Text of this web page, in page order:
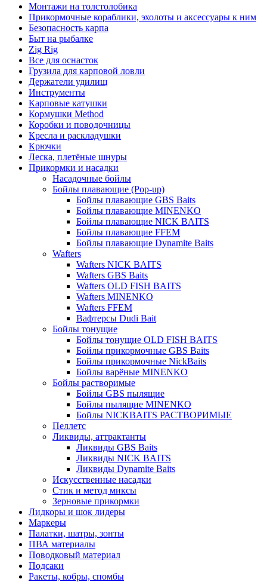
Монтажи на толстолобика
Прикормочные кораблики, эхолоты и аксессуары к ним
Безопасность карпа
Быт на рыбалке
Zig Rig
Все для оснасток
Грузила для карповой ловли
Держатели удилищ
Инструменты
Карповые катушки
Кормушки Method
Коробки и поводочницы
Кресла и раскладушки
Крючки
Леска, плетёные шнуры
Прикормки и насадки
Насадочные бойлы
Бойлы плавающие (Pop-up)
Бойлы плавающие GBS Baits
Бойлы плавающие MINENKO
Бойлы плавающие NICK BAITS
Бойлы плавающие FFEM
Бойлы плавающие Dynamite Baits
Wafters
Wafters NICK BAITS
Wafters GBS Baits
Wafters OLD FISH BAITS
Wafters MINENKO
Wafters FFEM
Вафтерсы Dudi Bait
Бойлы тонущие
Бойлы тонущие OLD FISH BAITS
Бойлы прикормочные GBS Baits
Бойлы прикормочные NickBaits
Бойлы варёные MINENKO
Бойлы растворимые
Бойлы GBS пылящие
Бойлы пылящие MINENKO
Бойлы NICKBAITS РАСТВОРИМЫЕ
Пеллетс
Ликвиды, аттрактанты
Ликвиды GBS Baits
Ликвиды NICK BAITS
Ликвиды Dynamite Baits
Искусственные насадки
Стик и метод миксы
Зерновые прикормки
Лидкоры и шок лидеры
Маркеры
Палатки, шатры, зонты
ПВА материалы
Поводковый материал
Подсаки
Ракеты, кобры, спомбы